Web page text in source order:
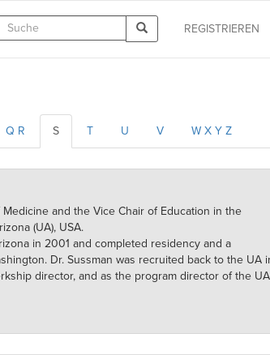
REGISTRIEREN
Q R S T U V W X Y Z
and the Vice Chair of Education in the
(UA), USA.
in 2001 and completed residency and a
Dr. Sussman was recruited back to the UA
director, and as the program director of the UA
teaching, she has been distinguished with